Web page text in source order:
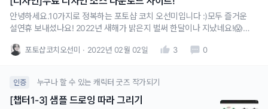
안녕하세요.10가지로 정복하는 포토샵 코치 오선미입니다 :)모두 즐거운
설연휴 보내셨나요! 2022년 새해가 밝은지 벌써 한달이나 지났네요!😱올
늘은 여러분의 디자인을 더욱 풍성하게 해줄 무료 디자인 소스를 다운/응
포토샵코치오선미 2022년 02월 02일 3 0
인증 누구나 할 수 있는 캐릭터 굿즈 작가되기
[챕터1-3] 샘플 드로잉 따라 그리기